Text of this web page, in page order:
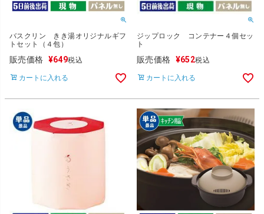
バスクリン きき湯オリジナルギフ
トセット（４包）
販売価格 ¥649税込
カートに入れる
ジップロック コンテナー４個セッ
ト
販売価格 ¥652税込
カートに入れる